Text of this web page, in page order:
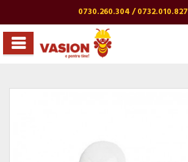
0730.260.304 / 0732.010.827